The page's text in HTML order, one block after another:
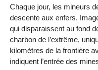
Chaque jour, les mineurs
descente aux enfers.
qui disparaissent au fond
charbon de l’extrême,
kilomètres de la frontière
indiquent l’entrée des